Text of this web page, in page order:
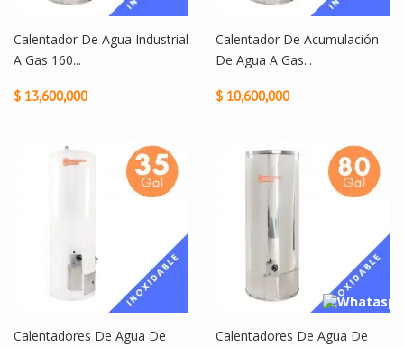
Calentador De Agua Industrial
A Gas 160...
$ 13,600,000
Calentador De Acumulación
De Agua A Gas...
$ 10,600,000
Calentadores De Agua De
Calentadores De Agua De